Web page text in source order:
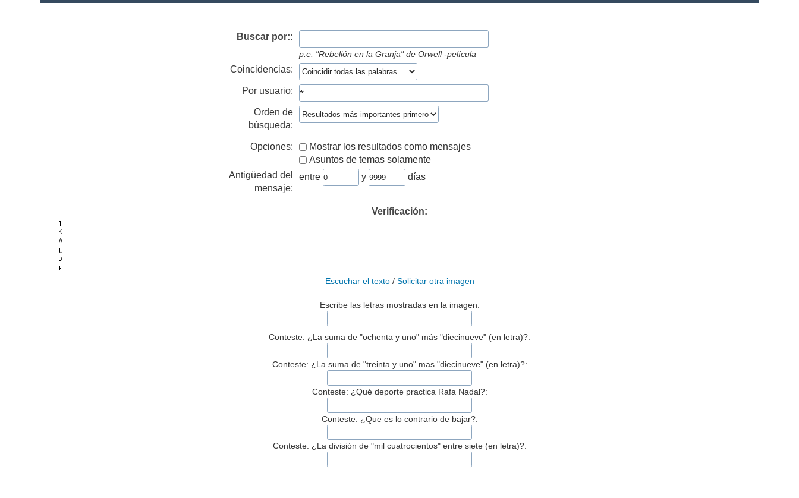
Buscar por::
p.e. "Rebelión en la Granja" de Orwell -película
Coincidencias:
Por usuario:
Orden de
búsqueda:
Opciones:
Mostrar los resultados como mensajes
Asuntos de temas solamente
Antigüedad del
mensaje:
entre y días
Verificación:
Escuchar el texto/ Solicitar otra imagen
Escribe las letras mostradas en la imagen:
Conteste: ¿La suma de "ochenta y uno" más "diecinueve" (en letra)?:
Conteste: ¿La suma de "treinta y uno" mas "diecinueve" (en letra)?:
Conteste: ¿Qué deporte practica Rafa Nadal?:
Conteste: ¿Que es lo contrario de bajar?:
Conteste: ¿La división de "mil cuatrocientos" entre siete (en letra)?: